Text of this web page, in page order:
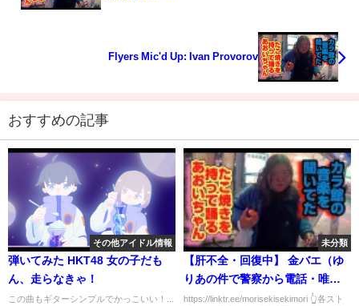
Flyers Mic'd Up: Ivan Provorov
おすすめの記事
その他アイドル情報
弾いてみた HKT48 女の子だも
ん、走らなきゃ！
この曲もギターシンプルでかっこいい！...
未分類
【肝不全・回復中】 金バエ（ゆ
りあの件で警察から電話・唯我
事件、結局犯人誰？）
https://linktr.ee/morisekisekimori 👆各スト